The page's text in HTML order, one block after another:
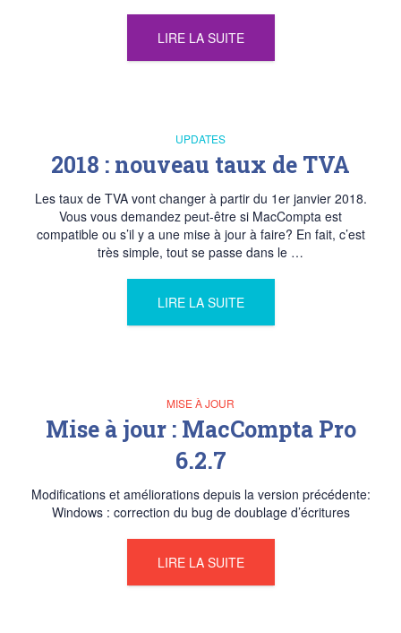
LIRE LA SUITE
UPDATES
2018 : nouveau taux de TVA
Les taux de TVA vont changer à partir du 1er janvier 2018.
Vous vous demandez peut-être si MacCompta est
compatible ou s’il y a une mise à jour à faire? En fait, c’est
très simple, tout se passe dans le …
LIRE LA SUITE
MISE À JOUR
Mise à jour : MacCompta Pro
6.2.7
Modifications et améliorations depuis la version précédente:
Windows : correction du bug de doublage d’écritures
LIRE LA SUITE